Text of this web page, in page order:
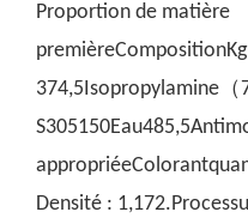
Proportion de matière
374,5Isopropylamine（
Densité :